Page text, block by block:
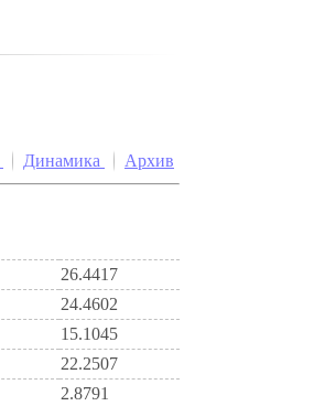
Динамика Архив
26.4417
24.4602
15.1045
22.2507
2.8791